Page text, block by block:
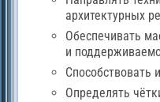
архитектурных
Обеспечивать
и
Способствовать
Определять